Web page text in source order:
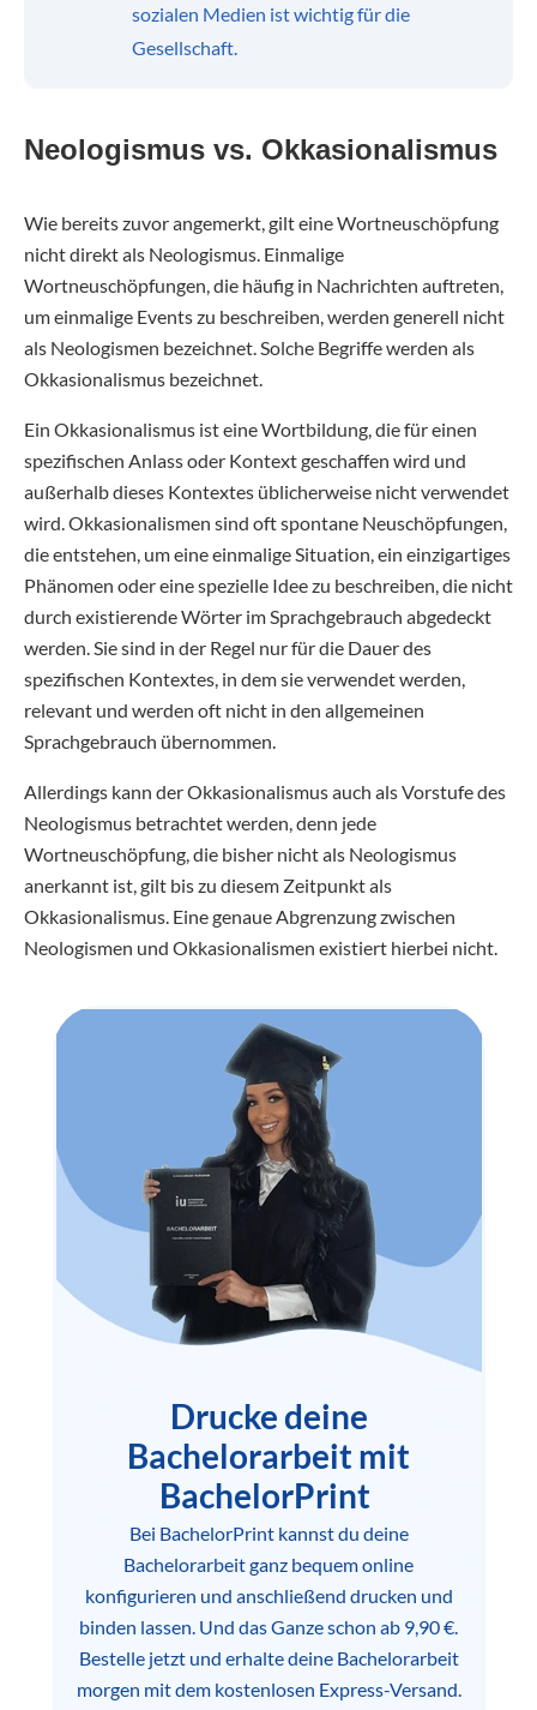
sozialen Medien ist wichtig für die
Gesellschaft.
Neologismus vs. Okkasionalismus
Wie bereits zuvor angemerkt, gilt eine Wortneuschöpfung
nicht direkt als Neologismus. Einmalige
Wortneuschöpfungen, die häufig in Nachrichten auftreten,
um einmalige Events zu beschreiben, werden generell nicht
als Neologismen bezeichnet. Solche Begriffe werden als
Okkasionalismus bezeichnet.
Ein Okkasionalismus ist eine Wortbildung, die für einen
spezifischen Anlass oder Kontext geschaffen wird und
außerhalb dieses Kontextes üblicherweise nicht verwendet
wird. Okkasionalismen sind oft spontane Neuschöpfungen,
die entstehen, um eine einmalige Situation, ein einzigartiges
Phänomen oder eine spezielle Idee zu beschreiben, die nicht
durch existierende Wörter im Sprachgebrauch abgedeckt
werden. Sie sind in der Regel nur für die Dauer des
spezifischen Kontextes, in dem sie verwendet werden,
relevant und werden oft nicht in den allgemeinen
Sprachgebrauch übernommen.
Allerdings kann der Okkasionalismus auch als Vorstufe des
Neologismus betrachtet werden, denn jede
Wortneuschöpfung, die bisher nicht als Neologismus
anerkannt ist, gilt bis zu diesem Zeitpunkt als
Okkasionalismus. Eine genaue Abgrenzung zwischen
Neologismen und Okkasionalismen existiert hierbei nicht.
Drucke deine
Bachelorarbeit mit
BachelorPrint
Bei BachelorPrint kannst du deine
Bachelorarbeit ganz bequem online
konfigurieren und anschließend drucken und
binden lassen. Und das Ganze schon ab 9,90 €.
Bestelle jetzt und erhalte deine Bachelorarbeit
morgen mit dem kostenlosen Express-Versand.